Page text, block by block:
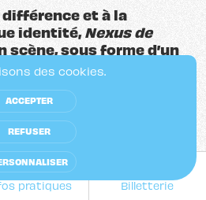
pratiques Billetterie
et à la
identité,Nexus de
scène, sous forme d’un
pop, une nouvelle
Une cérémonie haute
avec
nos modes
expériences du
des cookies.
REFUSER
ACCEPTER